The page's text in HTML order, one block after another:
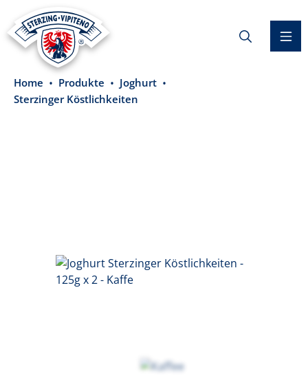
springen
Home Produkte
Joghurt
Sterzinger Köstlichkeiten